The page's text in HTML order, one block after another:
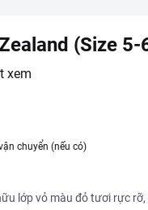
(Size
xem
chuyển (nếu có)
lớp vỏ màu đỏ tươi rực